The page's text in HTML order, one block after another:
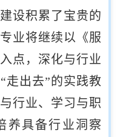
设积累了宝贵的
业将继续以《服
点，深化与行业
走出去”的实践教
行业、学习与职
养具备行业洞察